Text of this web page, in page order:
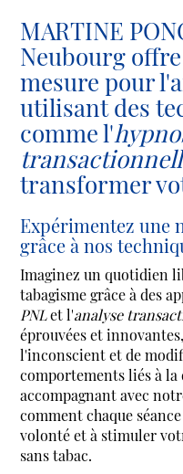
MARTINE
Neubourg
mesure pour
utilisant des
comme l'
transformer
Expérimentez une
grâce à nos
Imaginez un quotidien
tabagisme grâce à des
PNLet l'analyse
éprouvées et
l'inconscient et de
comportements liés à la
accompagnant avec
comment chaque
volonté et à stimuler
sans tabac.